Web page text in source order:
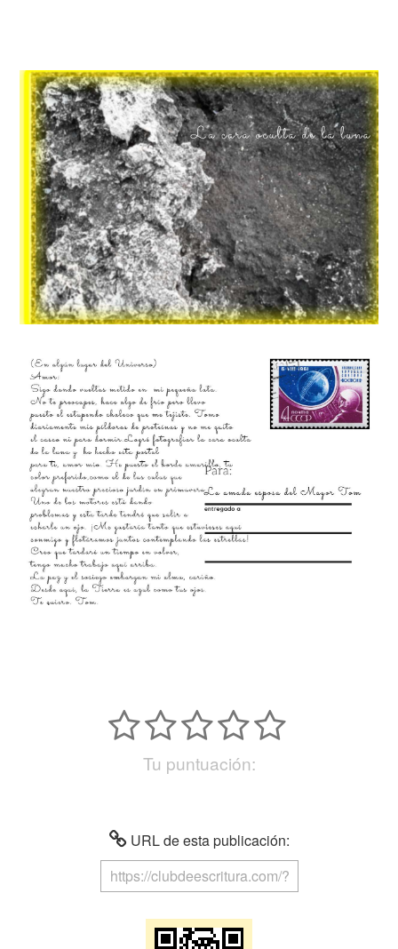
Tu puntuación:
URL de esta publicación: